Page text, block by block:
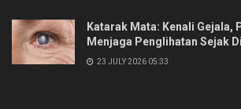
Katarak Mata: Kenali Gejala,
Menjaga Penglihatan Sejak
23 JULY 2026 05:33